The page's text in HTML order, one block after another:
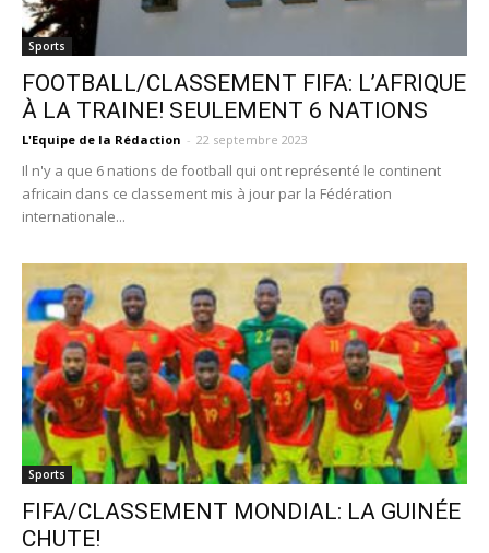
Sports
FOOTBALL/CLASSEMENT FIFA: L’AFRIQUE
À LA TRAINE! SEULEMENT 6 NATIONS
L'Equipe de la Rédaction - 22 septembre 2023
Il n'y a que 6 nations de football qui ont représenté le continent
africain dans ce classement mis à jour par la Fédération
internationale...
Sports
FIFA/CLASSEMENT MONDIAL: LA GUINÉE
CHUTE!